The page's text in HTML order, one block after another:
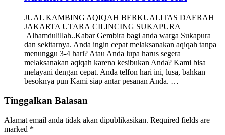
JUAL KAMBING AQIQAH BERKUALITAS DAERAH
JAKARTA UTARA CILINCING SUKAPURA
Alhamdulillah..Kabar Gembira bagi anda warga Sukapura
dan sekitarnya. Anda ingin cepat melaksanakan aqiqah tanpa
menunggu 3-4 hari? Atau Anda lupa harus segera
melaksanakan aqiqah karena kesibukan Anda? Kami bisa
melayani dengan cepat. Anda telfon hari ini, lusa, bahkan
besoknya pun Kami siap antar pesanan Anda. …
Tinggalkan Balasan
Alamat email anda tidak akan dipublikasikan. Required fields are
marked *